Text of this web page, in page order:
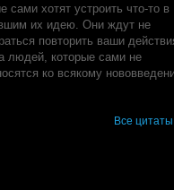
хотят устроить что-то в
их идею. Они ждут не
повторить ваши
людей, которые сами не
ко всякому
Все